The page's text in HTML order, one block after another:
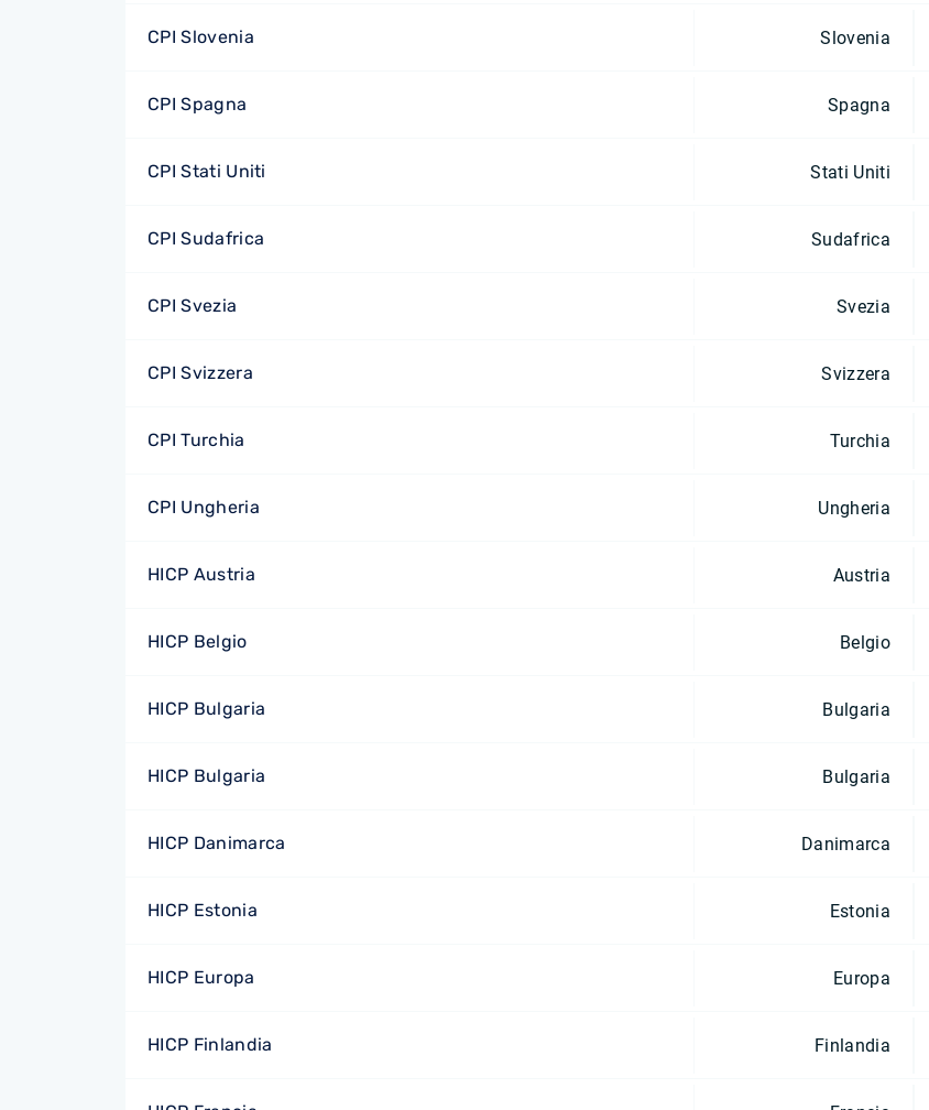
CPI Slovenia Slovenia
CPI Spagna Spagna
CPI Stati Uniti Stati Uniti
CPI Sudafrica Sudafrica
CPI Svezia Svezia
CPI Svizzera Svizzera
CPI Turchia Turchia
CPI Ungheria Ungheria
HICP Austria Austria
HICP Belgio Belgio
HICP Bulgaria Bulgaria
HICP Bulgaria Bulgaria
HICP Danimarca Danimarca
HICP Estonia Estonia
HICP Europa Europa
HICP Finlandia Finlandia